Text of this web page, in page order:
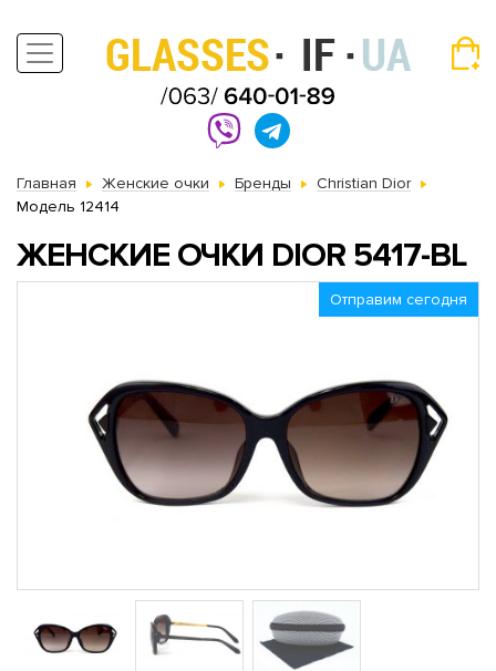
Главная Женские очки Бренды
Christian Dior
Модель 12414
ЖЕНСКИЕ ОЧКИ DIOR 5417-BL
Отправим сегодня